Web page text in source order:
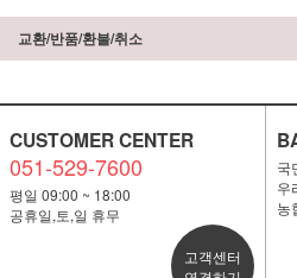
교환/반품/환불/취소
CUSTOMER CENTER
051-529-7600
평일 09:00 ~ 18:00
공휴일,토,일 휴무
고객센터
국
우
농